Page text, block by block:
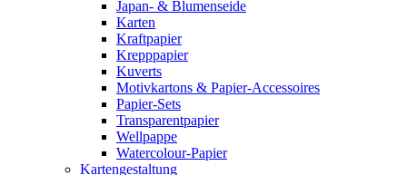
Japan- & Blumenseide
Karten
Kraftpapier
Krepppapier
Kuverts
Motivkartons & Papier-Accessoires
Papier-Sets
Transparentpapier
Wellpappe
Watercolour-Papier
Kartengestaltung